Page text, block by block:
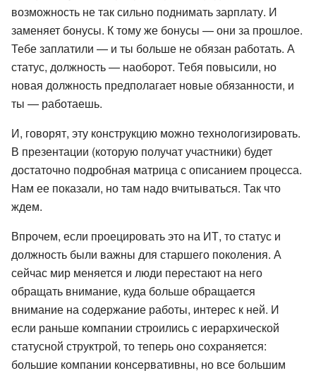
возможность не так сильно поднимать зарплату. И
заменяет бонусы. К тому же бонусы — они за прошлое.
Тебе заплатили — и ты больше не обязан работать. А
статус, должность — наоборот. Тебя повысили, но
новая должность предполагает новые обязанности, и
ты — работаешь.
И, говорят, эту конструкцию можно технологизировать.
В презентации (которую получат участники) будет
достаточно подробная матрица с описанием процесса.
Нам ее показали, но там надо вчитываться. Так что
ждем.
Впрочем, если проецировать это на ИТ, то статус и
должность были важны для старшего поколения. А
сейчас мир меняется и люди перестают на него
обращать внимание, куда больше обращается
внимание на содержание работы, интерес к ней. И
если раньше компании строились с иерархической
статусной структрой, то теперь оно сохраняется:
большие компании консервативны, но все большим